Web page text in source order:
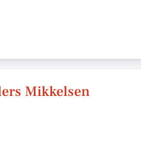
Mikkelsen